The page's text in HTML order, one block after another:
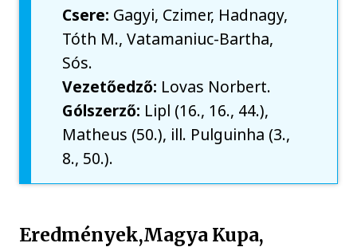
Csere: Gagyi, Czimer, Hadnagy,
Tóth M., Vatamaniuc-Bartha,
Sós.
Vezetőedző: Lovas Norbert.
Gólszerző: Lipl (16., 16., 44.),
Matheus (50.), ill. Pulguinha (3.,
8., 50.).
Eredmények,Magya Kupa,